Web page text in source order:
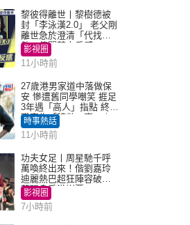
黎彼得離世丨黎樹德被
封「李泳漢2.0」 老父剛
離世急於澄清「代找卡
數」傳聞惹人反感
影視圈
11小時前
27歲港男家道中落做保
安 慘遭舊同學嘲笑 捱足
3年遇「高人」指點 終辭
職宣告「轉做一事」｜
Juicy叮
時事熱話
11小時前
功夫女足丨周星馳千呼
萬喚終出來！偕劉嘉玲
迪麗熱巴超狂陣容破天
荒現身香港謝票
影視圈
7小時前